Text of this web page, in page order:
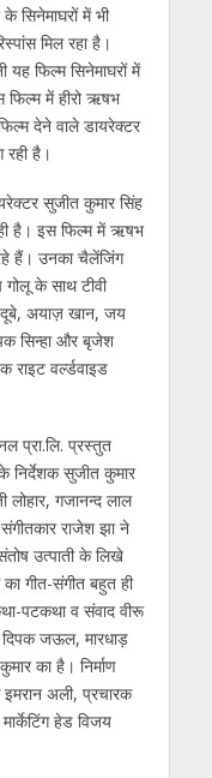
सिनेमाघरों में भी
मिल रहा है।
यह फिल्म सिनेमाघरों में
फिल्म में हीरो ऋषभ
देने वाले डायरेक्टर
रही है।
सुजीत कुमार सिंह
है। इस फिल्म में ऋषभ
हैं। उनका चैलेंजिंग
के साथ टीवी
दूबे, अयाज़ खान, जय
सिन्हा और बृजेश
राइट वर्ल्डवाइड
प्रा.लि. प्रस्तुत
के निर्देशक सुजीत कुमार
लोहार, गजानन्द लाल
संगीतकार राजेश झा ने
उत्पाती के लिखे
गीत-संगीत बहुत ही
पटकथा व संवाद वीरू
जऊल, मारधाड़
का है। निर्माण
अली, प्रचारक
हेड विजय